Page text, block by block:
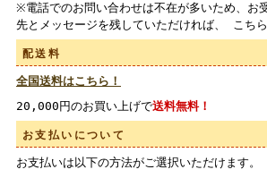
※電話でのお問い合わせは不在が多いため、お
先とメッセージを残していただければ、 こち
配送料
全国送料はこちら！
20,000円のお買い上げで送料無料！
お支払いについて
お支払いは以下の方法がご選択いただけます。